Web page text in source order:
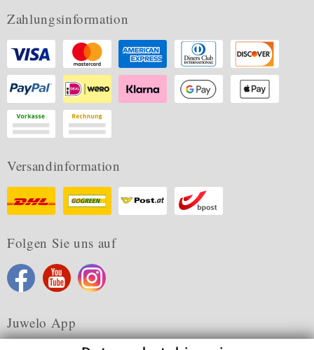
Zahlungsinformation
Versandinformation
Folgen Sie uns auf
Juwelo App